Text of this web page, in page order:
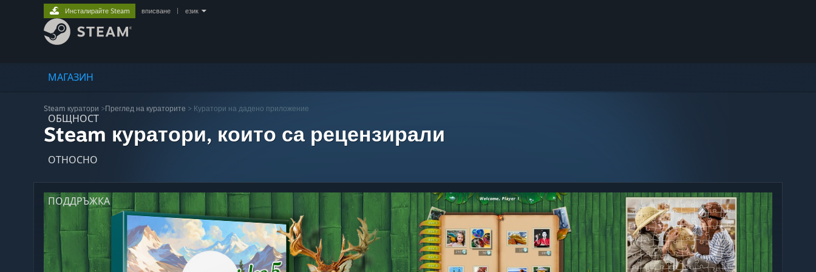
МАГАЗИН
ОБЩНОСТ
ОТНОСНО
ПОДДРЪЖКА
Инсталирайте Steam вписване език
Steam куратори >Преглед на кураторите > Куратори на дадено приложение
Steam куратори, които са рецензирали